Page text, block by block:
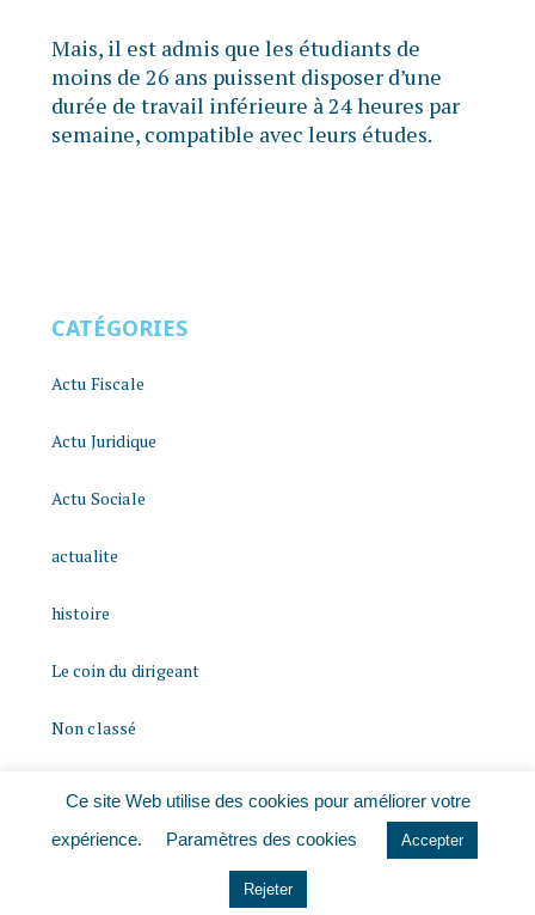
Mais, il est admis que les étudiants de
moins de 26 ans puissent disposer d’une
durée de travail inférieure à 24 heures par
semaine, compatible avec leurs études.
CATÉGORIES
Actu Fiscale
Actu Juridique
Actu Sociale
actualite
histoire
Le coin du dirigeant
Non classé
Ce site Web utilise des cookies pour améliorer votre
expérience.
Paramètres des cookies Accepter
Rejeter